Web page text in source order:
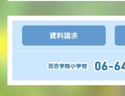
入学
優遇
転編